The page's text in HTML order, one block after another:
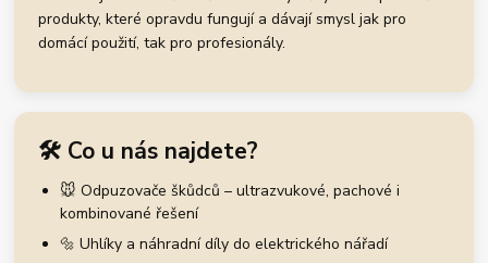
produkty, které opravdu fungují a dávají smysl jak pro
domácí použití, tak pro profesionály.
🛠️ Co u nás najdete?
🐭 Odpuzovače škůdců – ultrazvukové, pachové i
kombinované řešení
🔩 Uhlíky a náhradní díly do elektrického nářadí